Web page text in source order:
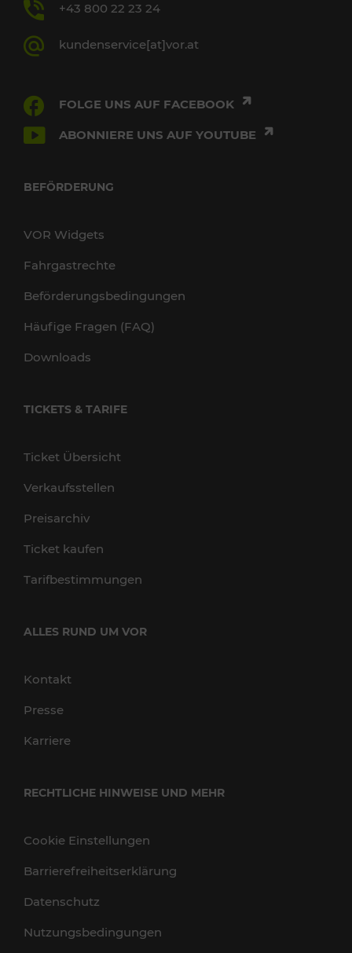
+43 800 22 23 24
kundenservice[at]vor.at
FOLGE UNS AUF FACEBOOK
ABONNIERE UNS AUF YOUTUBE
BEFÖRDERUNG
VOR Widgets
Fahrgastrechte
Beförderungsbedingungen
Häufige Fragen (FAQ)
Downloads
TICKETS & TARIFE
Ticket Übersicht
Verkaufsstellen
Preisarchiv
Ticket kaufen
Tarifbestimmungen
ALLES RUND UM VOR
Kontakt
Presse
Karriere
RECHTLICHE HINWEISE UND MEHR
Cookie Einstellungen
Barrierefreiheitserklärung
Datenschutz
Nutzungsbedingungen